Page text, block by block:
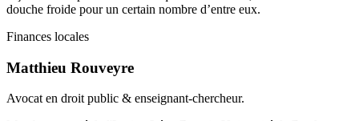
douche froide pour un certain nombre d’entre eux.
Finances locales
Matthieu Rouveyre
Avocat en droit public & enseignant-chercheur.